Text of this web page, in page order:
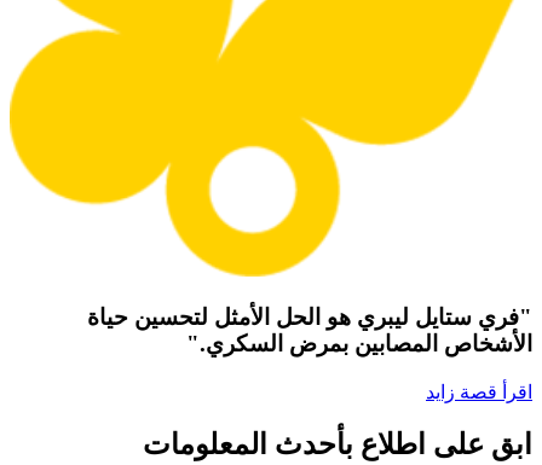
"فري ستايل ليبري هو الحل الأمثل لتحسين حياة
الأشخاص المصابين بمرض السكري."
اقرأ قصة زايد
ابق على اطلاع بأحدث المعلومات